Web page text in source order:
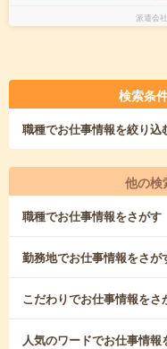
派遣会社
検索条
職種でお仕事情報を絞り込
他の検
職種でお仕事情報をさがす
勤務地でお仕事情報をさが
こだわりでお仕事情報をさ
人気のワードでお仕事情報